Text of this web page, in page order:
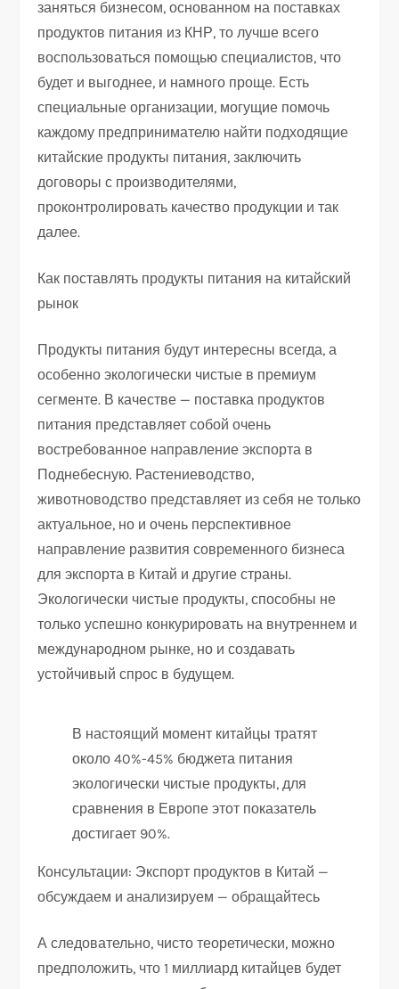
заняться бизнесом, основанном на поставках
продуктов питания из КНР, то лучше всего
воспользоваться помощью специалистов, что
будет и выгоднее, и намного проще. Есть
специальные организации, могущие помочь
каждому предпринимателю найти подходящие
китайские продукты питания, заключить
договоры с производителями,
проконтролировать качество продукции и так
далее.
Как поставлять продукты питания на китайский
рынок
Продукты питания будут интересны всегда, а
особенно экологически чистые в премиум
сегменте. В качестве — поставка продуктов
питания представляет собой очень
востребованное направление экспорта в
Поднебесную. Растениеводство,
животноводство представляет из себя не только
актуальное, но и очень перспективное
направление развития современного бизнеса
для экспорта в Китай и другие страны.
Экологически чистые продукты, способны не
только успешно конкурировать на внутреннем и
международном рынке, но и создавать
устойчивый спрос в будущем.
В настоящий момент китайцы тратят
около 40%-45% бюджета питания
экологически чистые продукты, для
сравнения в Европе этот показатель
достигает 90%.
Консультации: Экспорт продуктов в Китай —
обсуждаем и анализируем — обращайтесь
А следовательно, чисто теоретически, можно
предположить, что 1 миллиард китайцев будет